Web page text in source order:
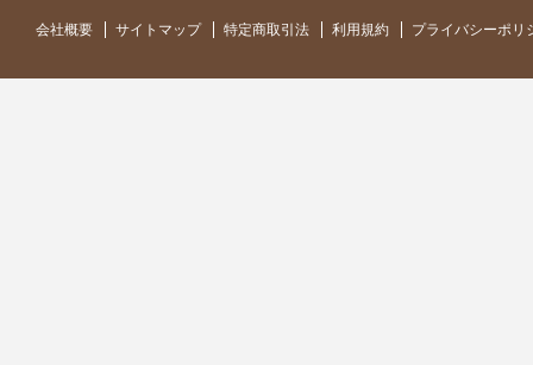
会社概要 サイトマップ 特定商取引法 利用規約 プライバシーポリ